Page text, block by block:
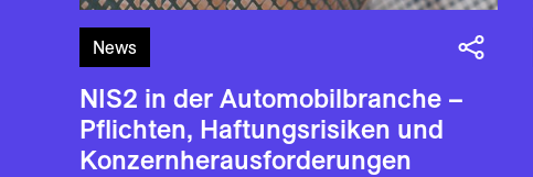
News
NIS2 in der Automobilbranche –
Pflichten, Haftungsrisiken und
Konzernherausforderungen